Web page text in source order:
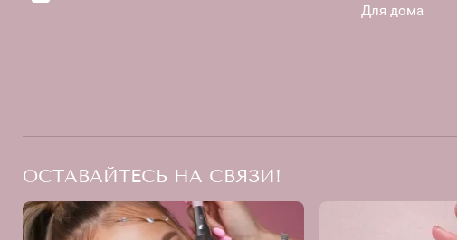
Для дома
ОСТАВАЙТЕСЬ НА СВЯЗИ!